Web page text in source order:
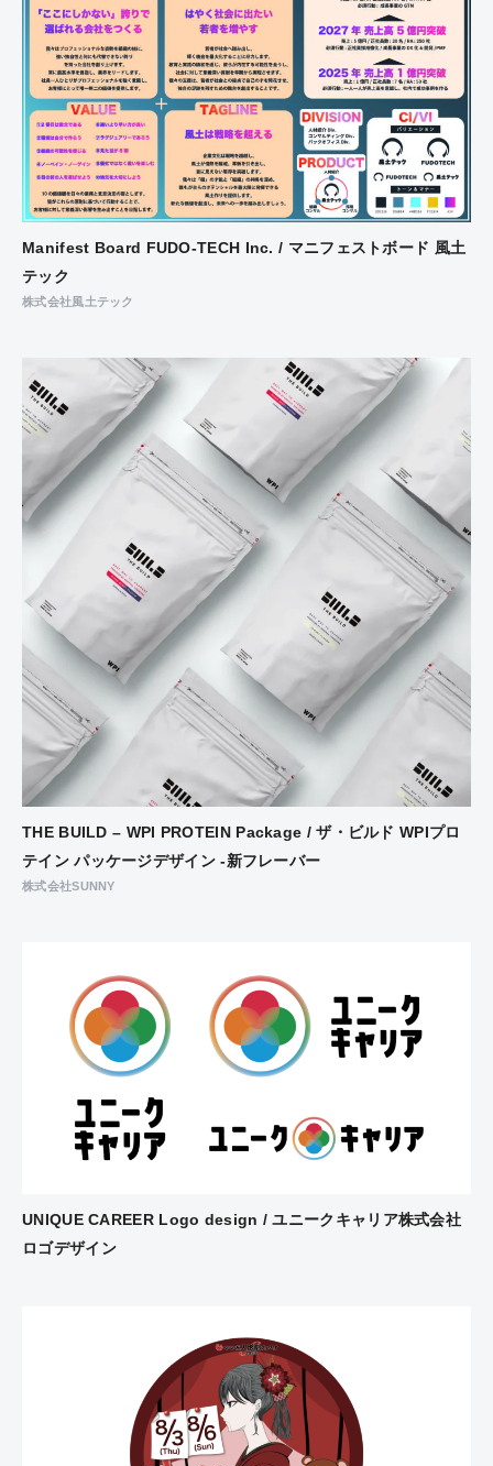
Manifest Board FUDO-TECH Inc. / マニフェストボード 風土
テック
株式会社風土テック
THE BUILD – WPI PROTEIN Package / ザ・ビルド WPIプロ
テイン パッケージデザイン -新フレーバー
株式会社SUNNY
UNIQUE CAREER Logo design / ユニークキャリア株式会社
ロゴデザイン